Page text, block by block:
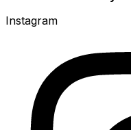
Instagram